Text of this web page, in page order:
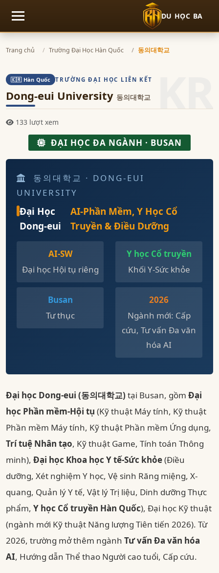
Mở menu DU HỌC BA
Trang chủ Trường Đại Học Hàn Quốc 동의대학교
KR
🇰🇷 Hàn Quốc TRƯỜNG ĐẠI HỌC LIÊN KẾT
Dong-eui University 동의대학교
133 lượt xem
ĐẠI HỌC ĐA NGÀNH · BUSAN
동의대학교 · DONG-EUI
UNIVERSITY
Đại Học
Dong-eui
AI-Phần Mềm, Y Học Cổ
Truyền & Điều Dưỡng
AI-SW
Đại học Hội tụ riêng
Y học Cổ truyền
Khối Y-Sức khỏe
Busan
Tư thục
2026
Ngành mới: Cấp
cứu, Tư vấn Đa văn
hóa AI
Đại học Dong-eui (동의대학교) tại Busan, gồm Đại
học Phần mềm-Hội tụ (Kỹ thuật Máy tính, Kỹ thuật
Phần mềm Máy tính, Kỹ thuật Phần mềm Ứng dụng,
Trí tuệ Nhân tạo, Kỹ thuật Game, Tính toán Thông
minh), Đại học Khoa học Y tế-Sức khỏe(Điều
dưỡng, Xét nghiệm Y học, Vệ sinh Răng miệng, X-
quang, Quản lý Y tế, Vật lý Trị liệu, Dinh dưỡng Thực
phẩm, Y học Cổ truyền Hàn Quốc), Đại học Kỹ thuật
(ngành mới Kỹ thuật Năng lượng Tiên tiến 2026). Từ
2026, trường mở thêm ngành Tư vấn Đa văn hóa
AI, Hướng dẫn Thể thao Người cao tuổi, Cấp cứu.